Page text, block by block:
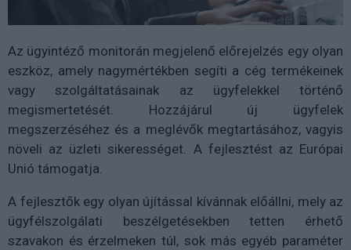
Az ügyintéző monitorán megjelenő előrejelzés egy olyan
eszköz, amely nagymértékben segíti a cég termékeinek
vagy szolgáltatásainak az ügyfelekkel történő
megismertetését. Hozzájárul új ügyfelek
megszerzéséhez és a meglévők megtartásához, vagyis
növeli az üzleti sikerességet. A fejlesztést az Európai
Unió támogatja.
A fejlesztők egy olyan újítással kívánnak előállni, mely az
ügyfélszolgálati beszélgetésekben tetten érhető
szavakon és érzelmeken túl, sok más egyéb paraméter